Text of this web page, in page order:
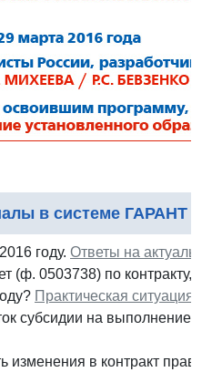
в системе ГАРАНТ
году. Ответы на
(ф. 0503738) по контракту,
Практическая ситуация
субсидии на
изменения в контракт